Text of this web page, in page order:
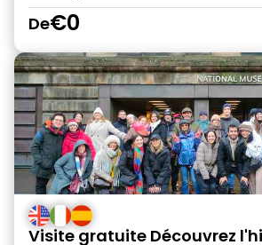
De€0
Visite gratuite Découvrez